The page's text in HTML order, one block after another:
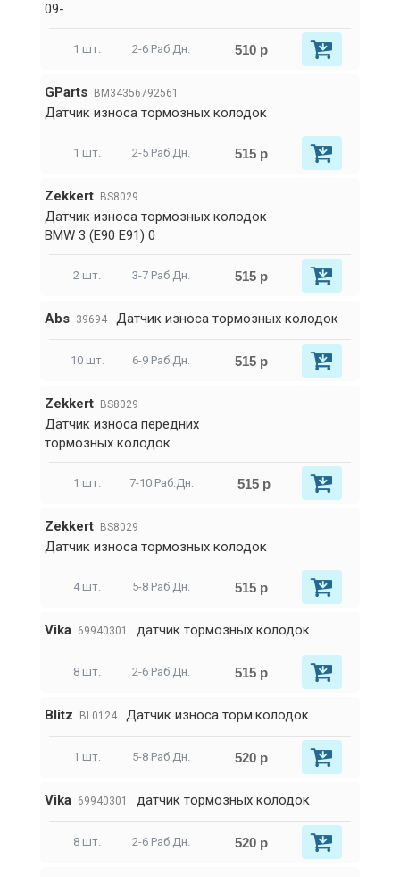
09-
1 шт. 2-6 Раб.Дн. 510 р
GParts BM34356792561
Датчик износа тормозных колодок
1 шт. 2-5 Раб.Дн. 515 р
Zekkert BS8029
Датчик износа тормозных колодок
BMW 3 (E90 E91) 0
2 шт. 3-7 Раб.Дн. 515 р
Abs 39694 Датчик износа тормозных колодок
10 шт. 6-9 Раб.Дн. 515 р
Zekkert BS8029
Датчик износа передних
тормозных колодок
1 шт. 7-10 Раб.Дн. 515 р
Zekkert BS8029
Датчик износа тормозных колодок
4 шт. 5-8 Раб.Дн. 515 р
Vika 69940301 датчик тормозных колодок
8 шт. 2-6 Раб.Дн. 515 р
Blitz BL0124 Датчик износа торм.колодок
1 шт. 5-8 Раб.Дн. 520 р
Vika 69940301 датчик тормозных колодок
8 шт. 2-6 Раб.Дн. 520 р